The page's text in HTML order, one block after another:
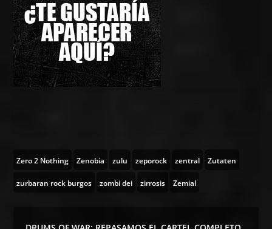
Zero 2 Nothing Zenobia zulu zeporock zentral Zutaten
zurbaran rock burgos zombi dei zirrosis Zemial